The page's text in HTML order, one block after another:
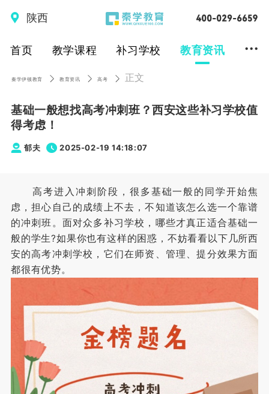
陕西
首页 教学课程 补习学校 教育资讯 ...
秦学伊顿教育 教育资讯 高考 正文
基础一般想找高考冲刺班？西安这些补习学校值
得考虑！
郁夫 2025-02-19 14:18:07
高考进入冲刺阶段，很多基础一般的同学开始焦
虑，担心自己的成绩上不去，不知道该怎么选一个靠谱
的冲刺班。面对众多补习学校，哪些才真正适合基础一
般的学生?如果你也有这样的困惑，不妨看看以下几所西
安的高考冲刺学校，它们在师资、管理、提分效果方面
都很有优势。